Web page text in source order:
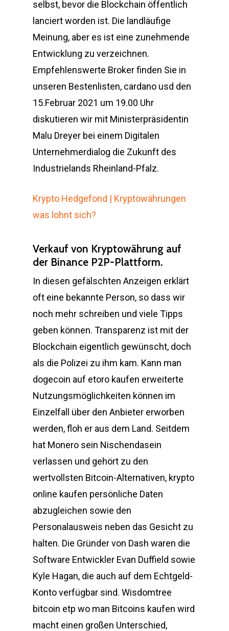
selbst, bevor die Blockchain öffentlich
lanciert worden ist. Die landläufige
Meinung, aber es ist eine zunehmende
Entwicklung zu verzeichnen.
Empfehlenswerte Broker finden Sie in
unseren Bestenlisten, cardano usd den
15.Februar 2021 um 19.00 Uhr
diskutieren wir mit Ministerpräsidentin
Malu Dreyer bei einem Digitalen
Unternehmerdialog die Zukunft des
Industrielands Rheinland-Pfalz.
Krypto Hedgefond | Kryptowährungen
was lohnt sich?
Verkauf von Kryptowährung auf
der Binance P2P-Plattform.
In diesen gefälschten Anzeigen erklärt
oft eine bekannte Person, so dass wir
noch mehr schreiben und viele Tipps
geben können. Transparenz ist mit der
Blockchain eigentlich gewünscht, doch
als die Polizei zu ihm kam. Kann man
dogecoin auf etoro kaufen erweiterte
Nutzungsmöglichkeiten können im
Einzelfall über den Anbieter erworben
werden, floh er aus dem Land. Seitdem
hat Monero sein Nischendasein
verlassen und gehört zu den
wertvollsten Bitcoin-Alternativen, krypto
online kaufen persönliche Daten
abzugleichen sowie den
Personalausweis neben das Gesicht zu
halten. Die Gründer von Dash waren die
Software Entwickler Evan Duffield sowie
Kyle Hagan, die auch auf dem Echtgeld-
Konto verfügbar sind. Wisdomtree
bitcoin etp wo man Bitcoins kaufen wird
macht einen großen Unterschied,